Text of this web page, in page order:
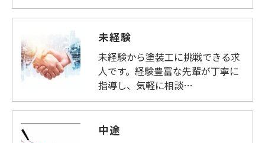
未経験
未経験から塗装工に挑戦できる求
人です。経験豊富な先輩が丁寧に
指導し、気軽に相談…
中途